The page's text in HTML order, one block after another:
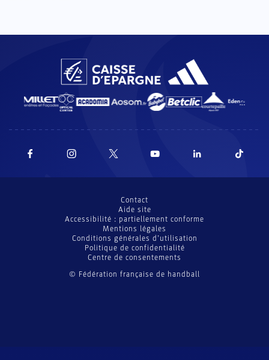
© Fédération française de handball
Contact
Aide site
Accessibilité : partiellement conforme
Mentions légales
Conditions générales d’utilisation
Politique de confidentialité
Centre de consentements